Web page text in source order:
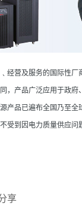
经营及服务的国际性厂
，产品广泛应用于政
产品已遍布全国乃至
受到因电力质量供应
享